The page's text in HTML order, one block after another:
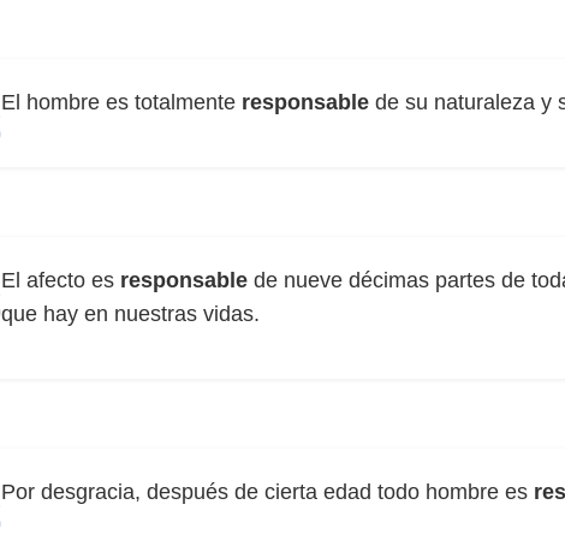
El hombre es totalmente responsable de su naturaleza y
El afecto es responsable de nueve décimas partes de
que hay en nuestras vidas.
Por desgracia, después de cierta edad todo hombre es